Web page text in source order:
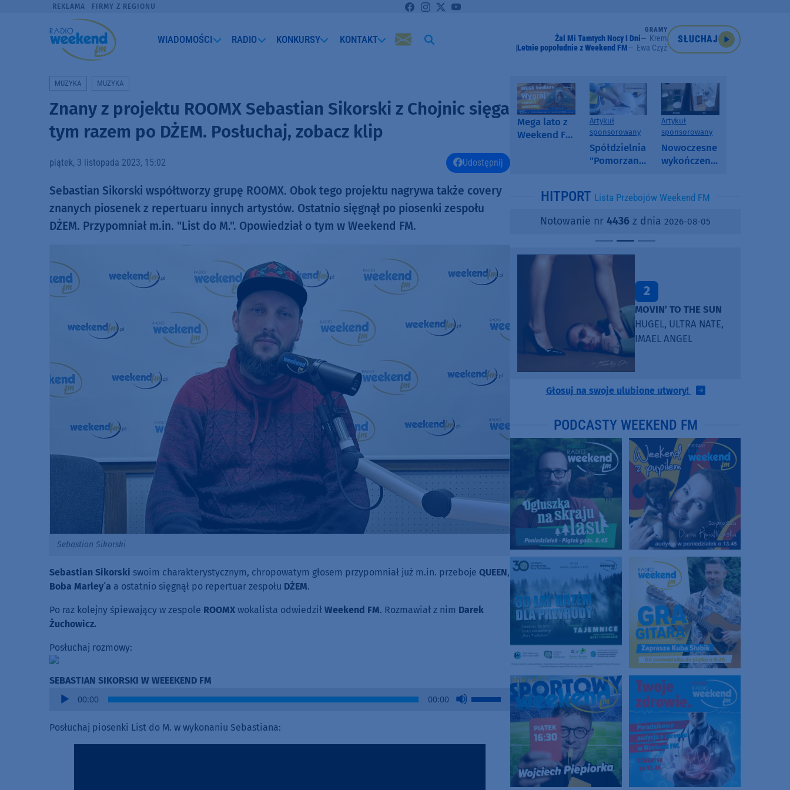
REKLAMA FIRMY Z REGIONU
WIADOMOŚCI RADIO KONKURSY KONTAKT
GRAMY
Żal Mi Tamtych Nocy I Dni
Krem
Letnie popołudnie z Weekend FM
Ewa Czyż
SŁUCHAJ
MUZYKA MUZYKA
Znany z projektu ROOMX Sebastian Sikorski z Chojnic sięga
tym razem po DŻEM. Posłuchaj, zobacz klip
piątek, 3 listopada 2023, 15:02 Udostępnij
Sebastian Sikorski współtworzy grupę ROOMX. Obok tego projektu nagrywa także covery
znanych piosenek z repertuaru innych artystów. Ostatnio sięgnął po piosenki zespołu
DŻEM. Przypomniał m.in. "List do M.". Opowiedział o tym w Weekend FM.
Sebastian Sikorski
Sebastian Sikorski swoim charakterystycznym, chropowatym głosem przypomniał już m.in. przeboje QUEEN,
Boba Marley´a a ostatnio sięgnął po repertuar zespołu DŻEM.
Po raz kolejny śpiewający w zespole ROOMX wokalista odwiedził Weekend FM. Rozmawiał z nim Darek
Żuchowicz.
Posłuchaj rozmowy:
SEBASTIAN SIKORSKI W WEEEKEND FM
Audio
00:00 00:00
Use
Posłuchaj piosenki List do M. w wykonaniu Sebastiana:
Mega lato z
Weekend FM
Artykuł
sponsorowany
Spółdzielnia
"Pomorzanka"
informuje o
i ofertach
najmu
Artykuł
sponsorowany
Nowoczesne
wykończenia
SPC, WPC i
kamienny
HITPORT Lista Przebojów Weekend FM
Notowanie nr 4436 z dnia 2026-08-05
2
MOVIN’ TO THE SUN
HUGEL, ULTRA NATE,
IMAEL ANGEL
Głosuj na swoje ulubione utwory!
PODCASTY WEEKEND FM